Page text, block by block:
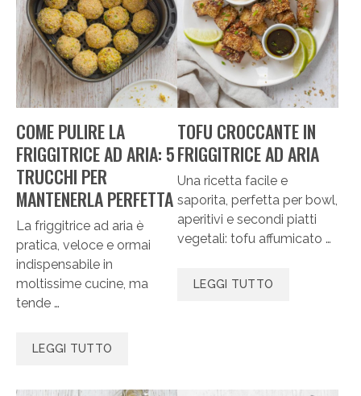
COME PULIRE LA
FRIGGITRICE AD ARIA: 5
TRUCCHI PER
MANTENERLA PERFETTA
La friggitrice ad aria è
pratica, veloce e ormai
indispensabile in
moltissime cucine, ma
tende …
LEGGI TUTTO
TOFU CROCCANTE IN
FRIGGITRICE AD ARIA
Una ricetta facile e
saporita, perfetta per bowl,
aperitivi e secondi piatti
vegetali: tofu affumicato …
LEGGI TUTTO